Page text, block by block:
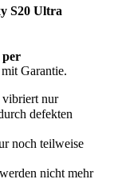
S20 Ultra
per
Garantie.
nur
defekten
noch teilweise
nicht mehr